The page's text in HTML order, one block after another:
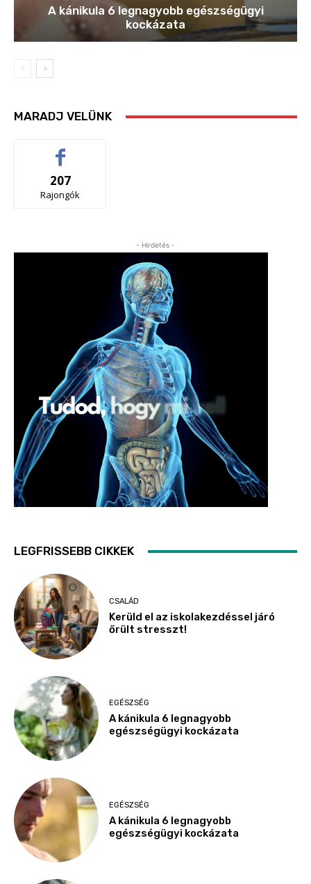
A kánikula 6 legnagyobb egészségügyi
kockázata
MARADJ VELÜNK
207
Rajongók
- Hirdetés -
LEGFRISSEBB CIKKEK
CSALÁD
Kerüld el az iskolakezdéssel járó
őrült stresszt!
EGÉSZSÉG
A kánikula 6 legnagyobb
egészségügyi kockázata
EGÉSZSÉG
A kánikula 6 legnagyobb
egészségügyi kockázata